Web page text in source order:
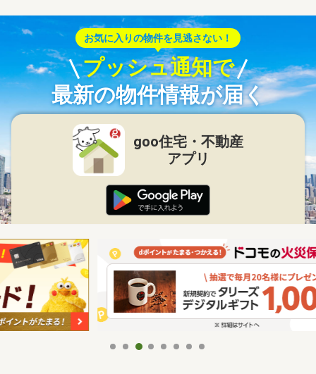
お気に入りの物件を見逃さない！
プッシュ通知で
最新の物件情報が届く
goo住宅・不動産
アプリ